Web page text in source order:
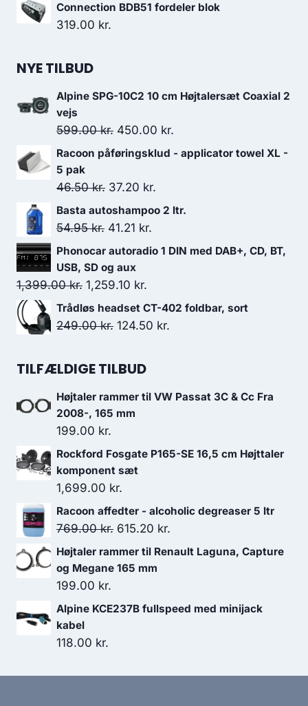
Connection BDB51 fordeler blok
319.00 kr.
NYE TILBUD
Alpine SPG-10C2 10 cm Højtalersæt Coaxial 2
vejs
599.00kr. Den
oprindelige
var:
599.00 kr..
450.00 kr.
aktuelle
450.00 kr..
Racoon påføringsklud - applicator towel XL -
5 pak
46.50kr. Den
oprindelige
pris
37.20 kr.
aktuelle
Basta autoshampoo 2 ltr.
54.95kr. Den
oprindelige
pris
var:
54.95 kr..
41.21 kr.
aktuelle
41.21 kr..
Phonocar autoradio 1 DIN med DAB+, CD, BT,
USB, SD og aux
1,399.00kr. Den
oprindelige
pris
1,259.10 kr.
aktuelle
pris
Trådløs headset CT-402 foldbar, sort
249.00kr. Den
pris
249.00 kr..
124.50 kr.
124.50 kr..
TILFÆLDIGE TILBUD
Højtaler rammer til VW Passat 3C & Cc Fra
2008-, 165 mm
199.00 kr.
Rockford Fosgate P165-SE 16,5 cm Højttaler
komponent sæt
1,699.00 kr.
Racoon affedter - alcoholic degreaser 5 ltr
769.00kr. Den
oprindelige
pris
769.00 kr..
615.20 kr.
aktuelle
615.20 kr..
Højtaler rammer til Renault Laguna, Capture
og Megane 165 mm
199.00 kr.
Alpine KCE237B fullspeed med minijack
kabel
118.00 kr.